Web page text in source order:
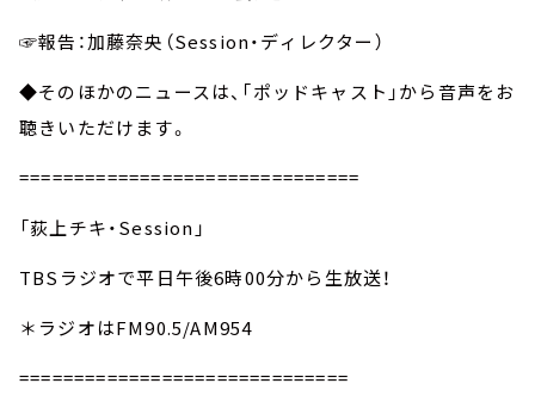
☞報告：加藤奈央（Session・ディレクター）
◆そのほかのニュースは、「ポッドキャスト」から音声をお
聴きいただけます。
===============================
「荻上チキ・Session」
TBSラジオで平日午後6時00分から生放送！
＊ラジオはFM90.5/AM954
==============================